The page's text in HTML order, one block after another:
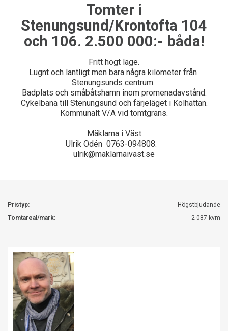
Tomter i
Stenungsund/Krontofta 104
och 106. 2.500 000:- båda!
Fritt högt läge.
Lugnt och lantligt men bara några kilometer från
Stenungsunds centrum.
Badplats och småbåtshamn inom promenadavstånd.
Cykelbana till Stenungsund och färjeläget i Kolhättan.
Kommunalt V/A vid tomtgräns.
Mäklarna i Väst
Ulrik Odén  0763-094808.
ulrik@maklarnaivast.se
Pristyp:
Högstbjudande
Tomtareal/mark:
2 087 kvm